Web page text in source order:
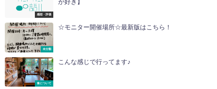
感想・評価
が好き】
未分類
☆モニター開催場所☆最新版はこちら！
食について
こんな感じで行ってます♪